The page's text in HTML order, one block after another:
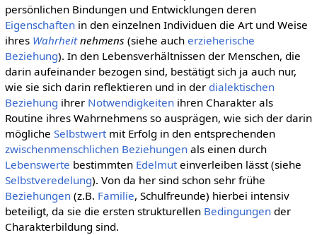
persönlichen Bindungen und Entwicklungen deren
Eigenschaftenin den einzelnen Individuen die Art und Weise
ihres Wahrheitnehmens (siehe auch erzieherische
Beziehung). In den Lebensverhältnissen der Menschen, die
darin aufeinander bezogen sind, bestätigt sich ja auch nur,
wie sie sich darin reflektieren und in der dialektischen
Beziehung ihrer Notwendigkeitenihren Charakter als
Routine ihres Wahrnehmens so ausprägen, wie sich der darin
mögliche Selbstwertmit Erfolg in den entsprechenden
zwischenmenschlichen Beziehungenals einen durch
Lebenswerte bestimmten Edelmuteinverleiben lässt (siehe
Selbstveredelung). Von da her sind schon sehr frühe
Beziehungen(z.B. Familie, Schulfreunde) hierbei intensiv
beteiligt, da sie die ersten strukturellen Bedingungender
Charakterbildung sind.